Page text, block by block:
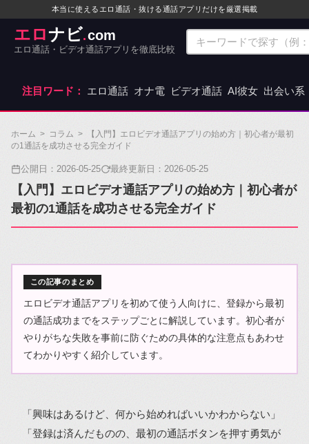
本当に使えるエロ通話・抜ける通話アプリだけを厳選掲載
エロナビ.com
エロ通話・ビデオ通話アプリを徹底比較
注目ワード： エロ通話 オナ電 ビデオ通話 AI彼女 出会い系
ホーム > コラム >
【入門】エロビデオ通話アプリの始め方｜初心者が最初
の1通話を成功させる完全ガイド
公開日： 2026-05-25 最終更新日： 2026-05-25
【入門】エロビデオ通話アプリの始め方｜初心者が
最初の1通話を成功させる完全ガイド
この記事のまとめ
エロビデオ通話アプリを初めて使う人向けに、登録から最初
の通話成功までをステップごとに解説しています。初心者が
やりがちな失敗を事前に防ぐための具体的な注意点もあわせ
てわかりやすく紹介しています。
「興味はあるけど、何から始めればいいかわからない」
「登録は済んだものの、最初の通話ボタンを押す勇気が